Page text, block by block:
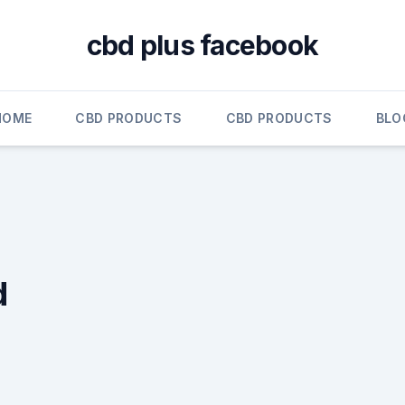
cbd plus facebook
CBD PRODUCTS CBD PRODUCTS